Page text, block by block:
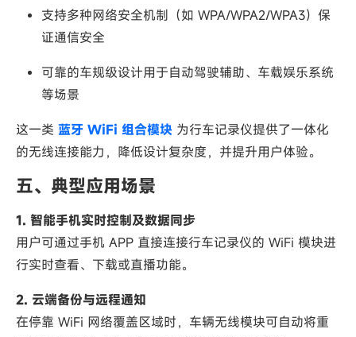
支持多种网络安全机制（如 WPA/WPA2/WPA3）保
证通信安全
可靠的车规级设计用于自动驾驶辅助、车载娱乐系统
等场景
这一类 蓝牙 WiFi 组合模块 为行车记录仪提供了一体化
的无线连接能力，降低设计复杂度，并提升用户体验。
五、典型应用场景
1. 智能手机实时控制及数据同步
用户可通过手机 APP 直接连接行车记录仪的 WiFi 模块进
行实时查看、下载或直播功能。
2. 云端备份与远程通知
在停靠 WiFi 网络覆盖区域时，车辆无线模块可自动将重